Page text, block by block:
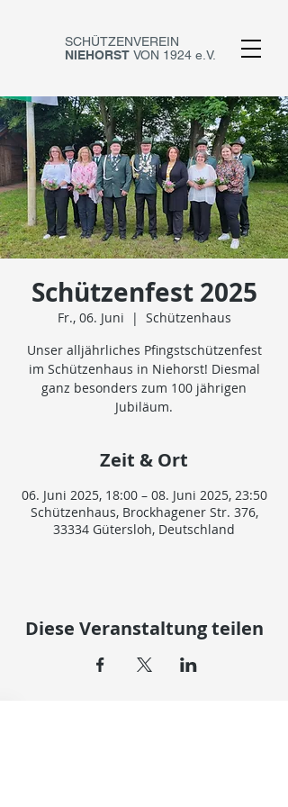
SCHÜTZENVEREIN
NIEHORST VON 1924 e.V.
Schützenfest 2025
Fr., 06. Juni
  |
Schützenhaus
Unser alljährliches Pfingstschützenfest
im Schützenhaus in Niehorst! Diesmal
ganz besonders zum 100 jährigen
Jubiläum.
Zeit & Ort
06. Juni 2025, 18:00 – 08. Juni 2025, 23:50
Schützenhaus, Brockhagener Str. 376,
33334 Gütersloh, Deutschland
Diese Veranstaltung teilen